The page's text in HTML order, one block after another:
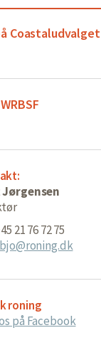
Coastaludvalget
21 76 72 75
bjo@roning.dk
roning
på Facebook